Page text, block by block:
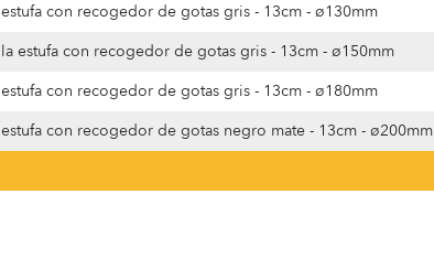
con recogedor de gotas gris - 13cm - ø130mm
estufa con recogedor de gotas gris - 13cm - ø150mm
con recogedor de gotas gris - 13cm - ø180mm
con recogedor de gotas negro mate - 13cm - ø200mm